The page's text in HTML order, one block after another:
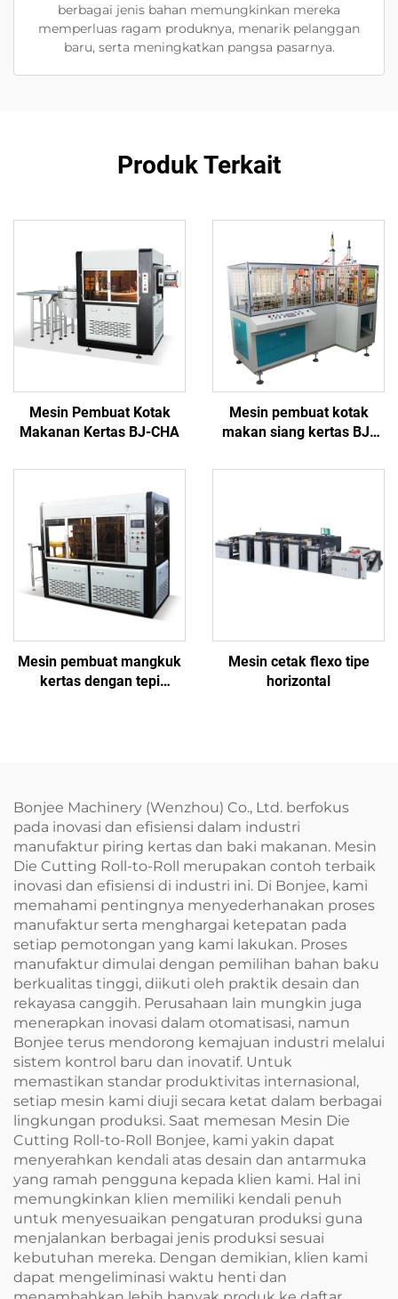
berbagai jenis bahan memungkinkan mereka
memperluas ragam produknya, menarik pelanggan
baru, serta meningkatkan pangsa pasarnya.
Produk Terkait
Mesin Pembuat Kotak
Makanan Kertas BJ-CHA
Mesin pembuat kotak
makan siang kertas BJ-
Mesin pembuat mangkuk
kertas dengan tepi
Mesin cetak flexo tipe
horizontal
Bonjee Machinery (Wenzhou) Co., Ltd. berfokus
pada inovasi dan efisiensi dalam industri
manufaktur piring kertas dan baki makanan. Mesin
Die Cutting Roll-to-Roll merupakan contoh terbaik
inovasi dan efisiensi di industri ini. Di Bonjee, kami
memahami pentingnya menyederhanakan proses
manufaktur serta menghargai ketepatan pada
setiap pemotongan yang kami lakukan. Proses
manufaktur dimulai dengan pemilihan bahan baku
berkualitas tinggi, diikuti oleh praktik desain dan
rekayasa canggih. Perusahaan lain mungkin juga
menerapkan inovasi dalam otomatisasi, namun
Bonjee terus mendorong kemajuan industri melalui
sistem kontrol baru dan inovatif. Untuk
memastikan standar produktivitas internasional,
setiap mesin kami diuji secara ketat dalam berbagai
lingkungan produksi. Saat memesan Mesin Die
Cutting Roll-to-Roll Bonjee, kami yakin dapat
menyerahkan kendali atas desain dan antarmuka
yang ramah pengguna kepada klien kami. Hal ini
memungkinkan klien memiliki kendali penuh
untuk menyesuaikan pengaturan produksi guna
menjalankan berbagai jenis produksi sesuai
kebutuhan mereka. Dengan demikian, klien kami
dapat mengeliminasi waktu henti dan